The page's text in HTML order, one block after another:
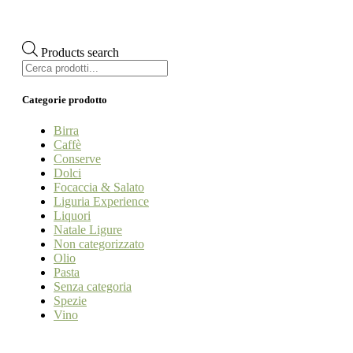
Products search
Categorie prodotto
Birra
Caffè
Conserve
Dolci
Focaccia & Salato
Liguria Experience
Liquori
Natale Ligure
Non categorizzato
Olio
Pasta
Senza categoria
Spezie
Vino